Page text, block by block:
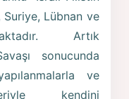
Suriye, Lübnan ve
Artık
sonucunda
ve
kendini